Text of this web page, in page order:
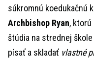
súkromnú koedukačnú
Archbishop Ryan, ktorú
štúdia na strednej
písať a skladať vlastné